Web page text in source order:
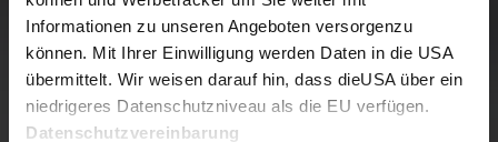
Informationen zu unseren Angeboten versorgenzu
können. Mit Ihrer Einwilligung werden Daten in die USA
übermittelt. Wir weisen darauf hin, dass dieUSA über ein
niedrigeres Datenschutzniveau als die EU verfügen.
Datenschutzvereinbarung